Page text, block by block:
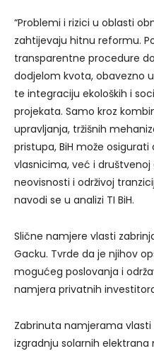
“Problemi i rizici u oblasti
zahtijevaju hitnu reformu.
transparentne procedure
dodjelom kvota, obavezno
te integraciju ekoloških i
projekata. Samo kroz
upravljanja, tržišnih
pristupa, BiH može
vlasnicima, već i
neovisnosti i održivoj
navodi se u analizi TI BiH.
Slične namjere vlasti
Gacku. Tvrde da je njihov
mogućeg poslovanja i
namjera privatnih
Zabrinuta namjerama vlasti
izgradnju solarnih